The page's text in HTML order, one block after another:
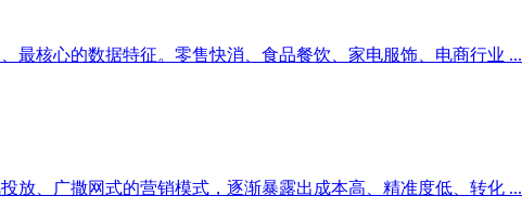
最核心的数据特征。零售快消、食品餐饮、家电服饰、电商行业 ...
放、广撒网式的营销模式，逐渐暴露出成本高、精准度低、转化 ...